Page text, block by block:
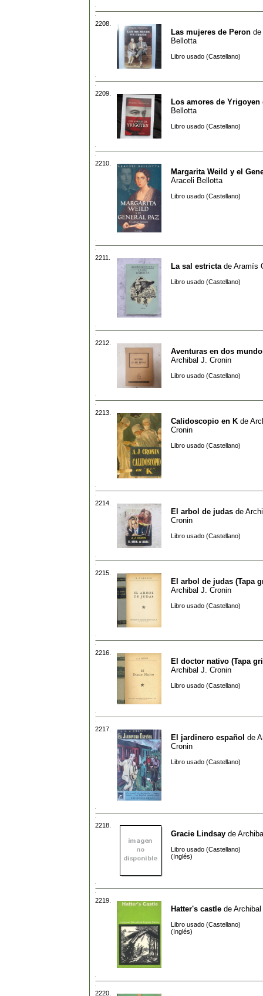
2208.
Las mujeres de Peron de
Bellotta
Libro usado (Castellano)
2209.
Los amores de Yrigoyen
Bellotta
Libro usado (Castellano)
2210.
Margarita Weild y el
Araceli Bellotta
Libro usado (Castellano)
2211.
La sal estricta de Aramís
Libro usado (Castellano)
2212.
Aventuras en dos
Archibal J. Cronin
Libro usado (Castellano)
2213.
Calidoscopio en K de
Cronin
Libro usado (Castellano)
2214.
El arbol de judas de
Cronin
Libro usado (Castellano)
2215.
El arbol de judas (Tapa
Archibal J. Cronin
Libro usado (Castellano)
2216.
El doctor nativo (Tapa
Archibal J. Cronin
Libro usado (Castellano)
2217.
El jardinero español de
Cronin
Libro usado (Castellano)
2218.
Gracie Lindsay de
Libro usado (Castellano)
(Inglés)
2219.
Hatter's castle de
Libro usado (Castellano)
(Inglés)
2220.